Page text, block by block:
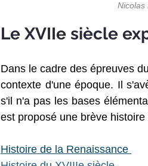
Nicolas
Le XVIIe siècle
Dans le cadre des épreuves
contexte d'une époque. Il
s'il n'a pas les bases
est proposé une brève
Histoire de la Renaissance